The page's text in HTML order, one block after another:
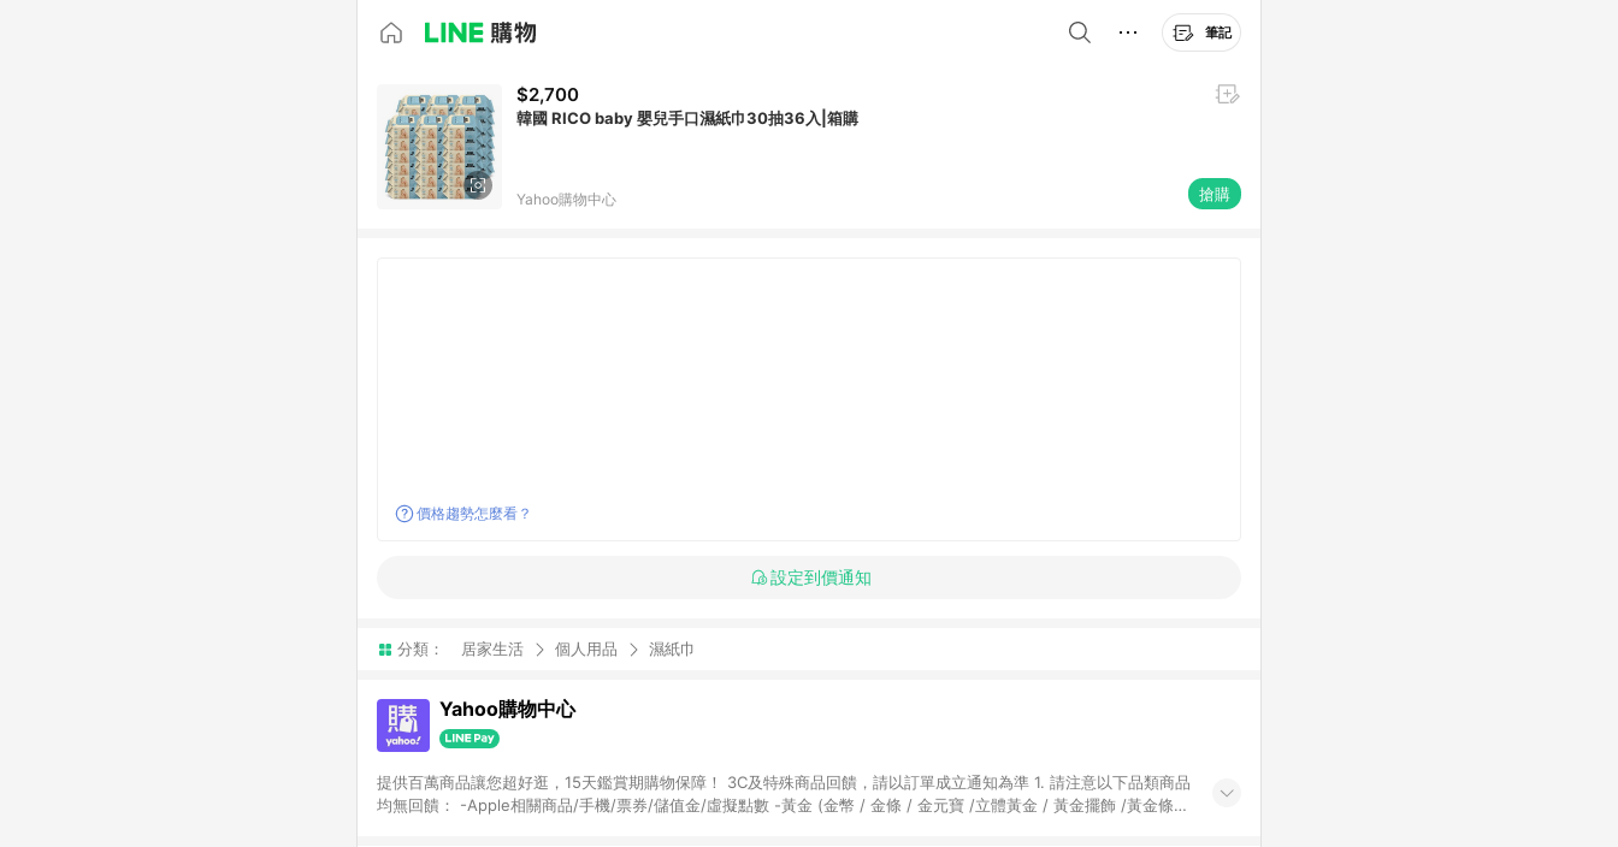
筆記
$2,700
韓國 RICO baby 嬰兒手口濕紙巾30抽36入|箱購
Yahoo購物中心 搶購
價格趨勢怎麼看？
設定到價通知
分類： 居家生活 個人用品 濕紙巾
Yahoo購物中心
提供百萬商品讓您超好逛，15天鑑賞期購物保障！ 3C及特殊商品回饋，請以訂單成立通知為準 1. 請注意以下品類商品
均無回饋： -Apple相關商品/手機/票券/儲值金/虛擬點數 -黃金 (金幣 / 金條 / 金元寶 /立體黃金 / 黃金擺飾 /黃金條